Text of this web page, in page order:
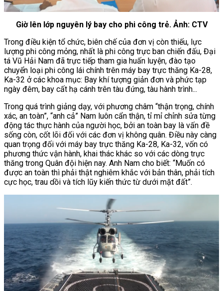
Giờ lên lớp nguyên lý bay cho phi công trẻ. Ảnh: CTV
Trong điều kiện tổ chức, biên chế của đơn vị còn thiếu, lực
lượng phi công mỏng, nhất là phi công trực ban chiến đấu, Đại
tá Vũ Hải Nam đã trực tiếp tham gia huấn luyện, đào tạo
chuyển loại phi công lái chính trên máy bay trực thăng Ka-28,
Ka-32 ở các khoa mục: Bay khí tượng giản đơn và phức tạp
ngày đêm, bay cất hạ cánh trên tàu đứng, tàu hành trình...
Trong quá trình giảng dạy, với phương châm “thận trọng, chính
xác, an toàn”, “anh cả” Nam luôn cẩn thận, tỉ mỉ chỉnh sửa từng
động tác thực hành của người học, bởi an toàn bay là vấn đề
sống còn, cốt lõi đối với các đơn vị không quân. Điều này càng
quan trọng đối với máy bay trực thăng Ka-28, Ka-32, vốn có
phương thức vận hành, khai thác khác so với các dòng trực
thăng trong Quân đội hiện nay. Anh Nam cho biết: “Muốn có
được an toàn thì phải thật nghiêm khắc với bản thân, phải tích
cực học, trau dồi và tích lũy kiến thức từ dưới mặt đất”.